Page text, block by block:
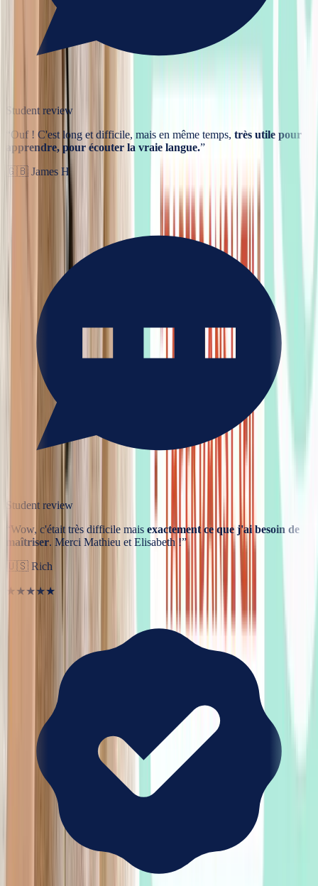
Student review
Ouf ! C'est long et difficile, mais en même temps, très utile pour
apprendre, pour écouter la vraie langue.”
🇬🇧 James H
Student review
Wow, c'était très difficile mais exactement ce que j'ai besoin de
maîtriser. Merci Mathieu et Elisabeth !”
🇺🇸 Rich
★★★★★